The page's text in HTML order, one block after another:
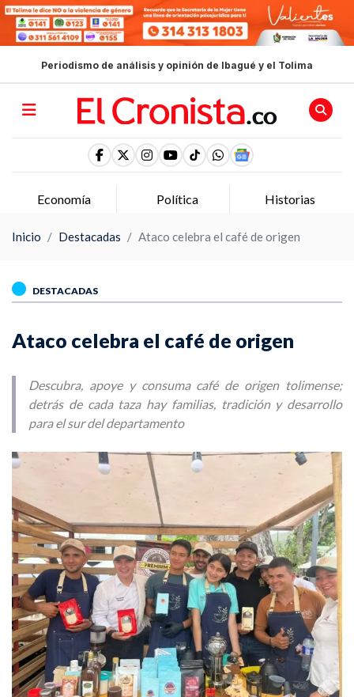
Periodismo de análisis y opinión de Ibagué y el Tolima
Política Historias Opinion
Inicio Destacadas Ataco celebra el café de origen
DESTACADAS
Ataco celebra el café de origen
Descubra, apoye y consuma café de origen tolimense;
detrás de cada taza hay familias, tradición y desarrollo
para el sur del departamento